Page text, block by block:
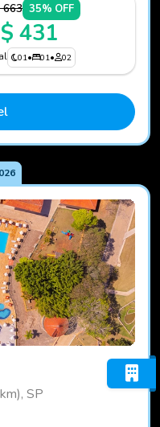
663 35% OFF
431
01• 01• 02
SP